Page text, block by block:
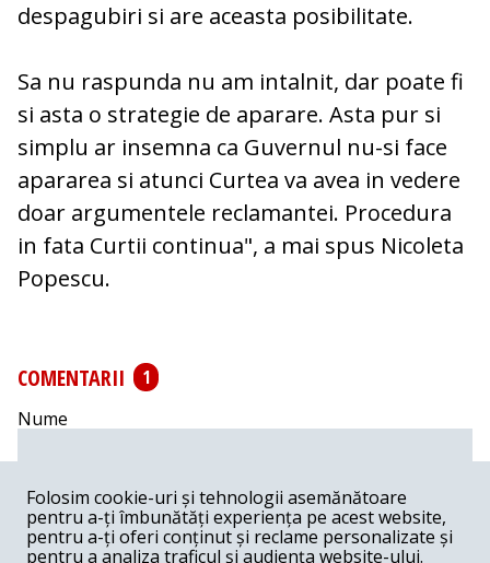
despagubiri si are aceasta posibilitate.
Sa nu raspunda nu am intalnit, dar poate fi
si asta o strategie de aparare. Asta pur si
simplu ar insemna ca Guvernul nu-si face
apararea si atunci Curtea va avea in vedere
doar argumentele reclamantei. Procedura
in fata Curtii continua", a mai spus Nicoleta
Popescu.
COMENTARII
1
Nume
Comentariu
Folosim cookie-uri și tehnologii asemănătoare
pentru a-ți îmbunătăți experiența pe acest website,
pentru a-ți oferi conținut și reclame personalizate și
pentru a analiza traficul și audiența website-ului.